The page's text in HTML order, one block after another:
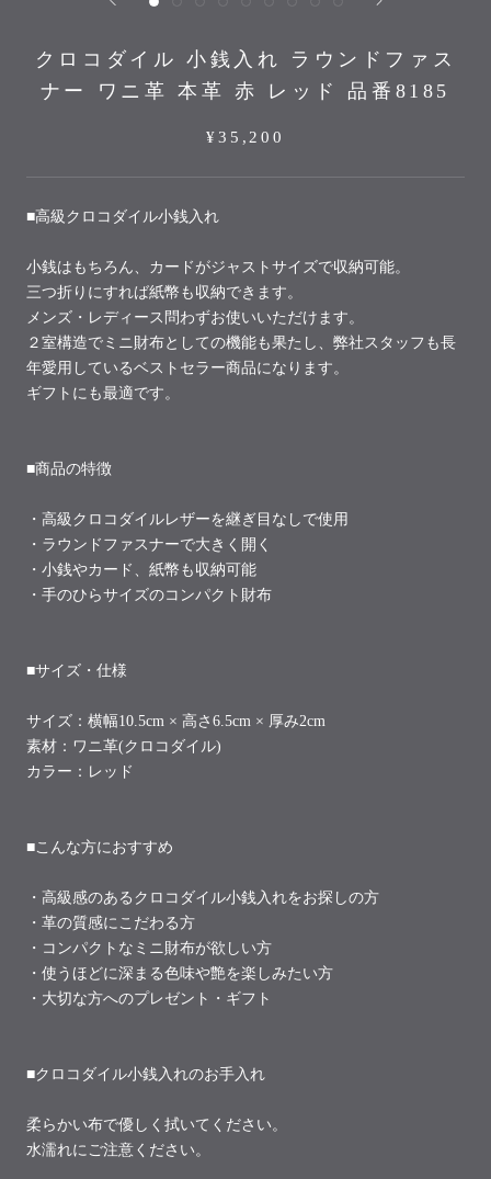
クロコダイル 小銭入れ ラウンドファス
ナー ワニ革 本革 赤 レッド 品番8185
¥35,200
■高級クロコダイル小銭入れ
小銭はもちろん、カードがジャストサイズで収納可能。
三つ折りにすれば紙幣も収納できます。
メンズ・レディース問わずお使いいただけます。
２室構造でミニ財布としての機能も果たし、弊社スタッフも長
年愛用しているベストセラー商品になります。
ギフトにも最適です。
■商品の特徴
・高級クロコダイルレザーを継ぎ目なしで使用
・ラウンドファスナーで大きく開く
・小銭やカード、紙幣も収納可能
・手のひらサイズのコンパクト財布
■サイズ・仕様
サイズ：横幅10.5cm × 高さ6.5cm × 厚み2cm
素材：ワニ革(クロコダイル)
カラー：レッド
■こんな方におすすめ
・高級感のあるクロコダイル小銭入れをお探しの方
・革の質感にこだわる方
・コンパクトなミニ財布が欲しい方
・使うほどに深まる色味や艶を楽しみたい方
・大切な方へのプレゼント・ギフト
■クロコダイル小銭入れのお手入れ
柔らかい布で優しく拭いてください。
水濡れにご注意ください。